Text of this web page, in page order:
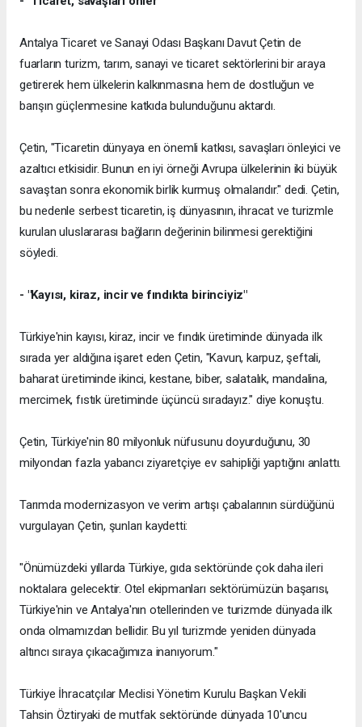
Antalya Ticaret ve Sanayi Odası Başkanı Davut Çetin de
fuarların turizm, tarım, sanayi ve ticaret sektörlerini bir araya
getirerek hem ülkelerin kalkınmasına hem de dostluğun ve
barışın güçlenmesine katkıda bulunduğunu aktardı.
Çetin, "Ticaretin dünyaya en önemli katkısı, savaşları önleyici ve
azaltıcı etkisidir. Bunun en iyi örneği Avrupa ülkelerinin iki büyük
savaştan sonra ekonomik birlik kurmuş olmalarıdır." dedi. Çetin,
bu nedenle serbest ticaretin, iş dünyasının, ihracat ve turizmle
kurulan uluslararası bağların değerinin bilinmesi gerektiğini
söyledi.
- "Kayısı, kiraz, incir ve fındıkta birinciyiz"
Türkiye'nin kayısı, kiraz, incir ve fındık üretiminde dünyada ilk
sırada yer aldığına işaret eden Çetin, "Kavun, karpuz, şeftali,
baharat üretiminde ikinci, kestane, biber, salatalık, mandalina,
mercimek, fıstık üretiminde üçüncü sıradayız." diye konuştu.
Çetin, Türkiye'nin 80 milyonluk nüfusunu doyurduğunu, 30
milyondan fazla yabancı ziyaretçiye ev sahipliği yaptığını anlattı.
Tarımda modernizasyon ve verim artışı çabalarının sürdüğünü
vurgulayan Çetin, şunları kaydetti:
"Önümüzdeki yıllarda Türkiye, gıda sektöründe çok daha ileri
noktalara gelecektir. Otel ekipmanları sektörümüzün başarısı,
Türkiye'nin ve Antalya'nın otellerinden ve turizmde dünyada ilk
onda olmamızdan bellidir. Bu yıl turizmde yeniden dünyada
altıncı sıraya çıkacağımıza inanıyorum."
Türkiye İhracatçılar Meclisi Yönetim Kurulu Başkan Vekili
Tahsin Öztiryaki de mutfak sektöründe dünyada 10'uncu